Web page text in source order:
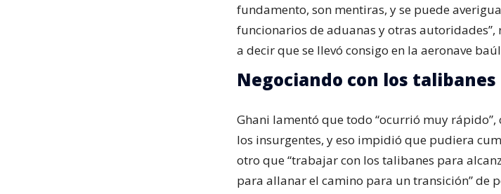
fundamento, son mentiras, y se puede
funcionarios de aduanas y otras autoridades”,
a decir que se llevó consigo en la aeronave
Negociando con los talibanes
Ghani lamentó que todo “ocurrió muy
los insurgentes, y eso impidió que pudiera
otro que “trabajar con los talibanes para
para allanar el camino para un transición” de